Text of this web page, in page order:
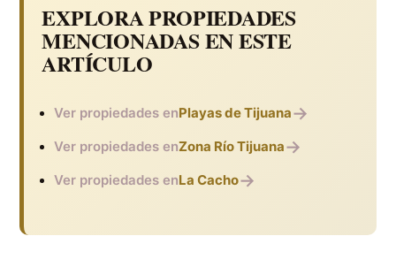
EXPLORA PROPIEDADES
MENCIONADAS EN ESTE
ARTÍCULO
Ver propiedades enPlayas de Tijuana→
Ver propiedades enZona Río Tijuana→
Ver propiedades enLa Cacho→